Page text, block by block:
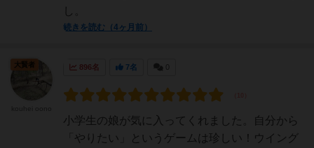
し。
続きを読む（4ヶ月前）
896名 7名
小学生の娘が気に入ってくれました。自分から
「やりたい」というゲームは珍しい！ウイング
大賢者